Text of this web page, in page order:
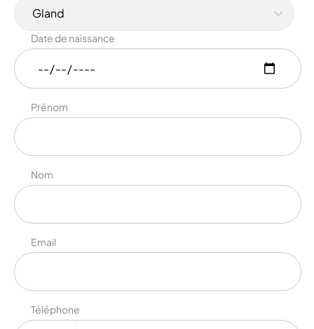
Gland
Date de naissance
Prénom
Nom
Email
Téléphone